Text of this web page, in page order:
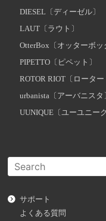
DIESEL〔ディーゼル〕
LAUT〔ラウト〕
OtterBox〔オッターボッ
PIPETTO〔ピペット〕
ROTOR RIOT〔ローター
urbanista〔アーバニスタ
UUNIQUE〔ユーユニーク
サポート
よくある質問